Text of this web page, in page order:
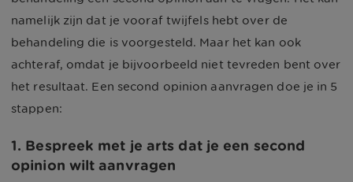
namelijk zijn dat je vooraf twijfels hebt over de
behandeling die is voorgesteld. Maar het kan ook
achteraf, omdat je bijvoorbeeld niet tevreden bent over
het resultaat. Een second opinion aanvragen doe je in 5
stappen:
1. Bespreek met je arts dat je een second
opinion wilt aanvragen